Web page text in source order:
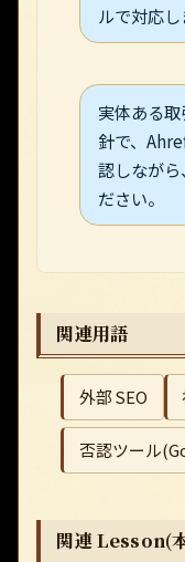
ルで対応し
実体ある
針で、
認しなが
ださい。
関連用語
外部 SEO
否認ツール
関連 Lesson(